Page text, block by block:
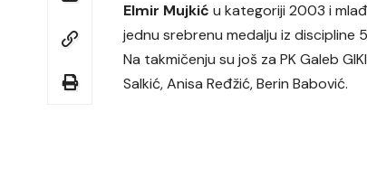
Elmir Mujkić u kategoriji 2003 i
jednu srebrenu medalju iz discipline
Na takmičenju su još za PK Galeb
Salkić, Anisa Ređžić, Berin Babović.